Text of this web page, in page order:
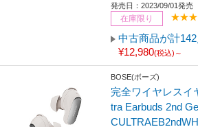
発売日：2023/09/01発売
在庫限り
中古商品が計
¥12,980(税込)～
BOSE(ボーズ)
完全ワイヤレスイ
tra Earbuds 2nd